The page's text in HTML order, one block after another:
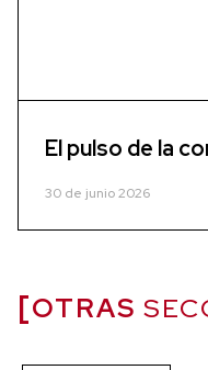
El pulso de la
30 de junio 2026
OTRAS